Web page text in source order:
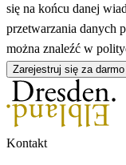
się na końcu danej
przetwarzania danych
można znaleźć w
Zarejestruj się za darmo
Kontakt